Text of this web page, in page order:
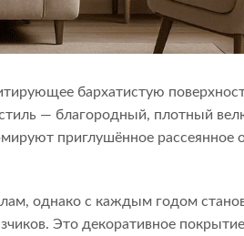
бархатистую
— благородный, плотный
приглушённое рассеянное
однако с каждым годом
Это декоративное